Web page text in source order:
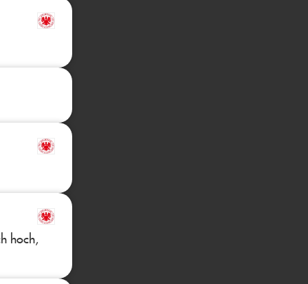
hoch,